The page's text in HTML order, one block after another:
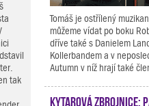
tak
Tomáš je ostřílený
můžeme vídat po boku
dříve také s Danielem
Kollerbandem a v
Autumn v níž hrají také
Kytarová zbrojnice: